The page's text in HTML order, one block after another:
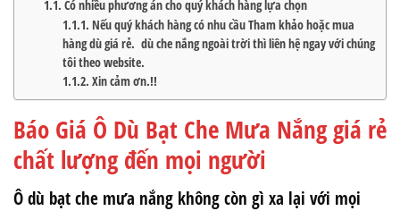
Có nhiều phương án cho quý khách hàng lựa chọn
Nếu quý khách hàng có nhu cầu Tham khảo hoặc mua
hàng dù giá rẻ. dù che nắng ngoài trời thì liên hệ ngay với chúng
tôi theo website.
Xin cảm ơn.!!
Báo Giá Ô Dù Bạt Che Mưa Nắng giá rẻ
chất lượng đến mọi người
Ô dù bạt che mưa nắng không còn gì xa lại với mọi